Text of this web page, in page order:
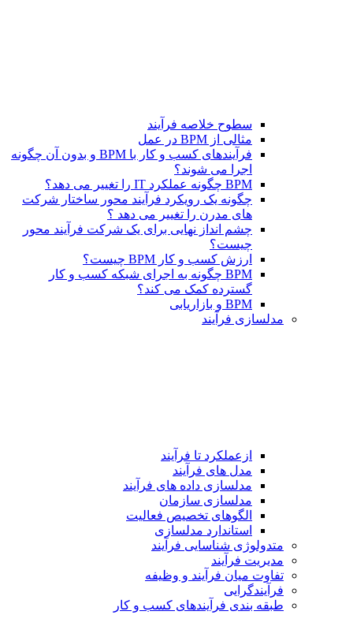
سطوح خلاصه فرآیند
مثالی از BPM در عمل
فرآیندهای کسب و کار با BPM و بدون آن چگونه
اجرا می شوند؟
BPM چگونه عملکرد IT را تغییر می دهد؟
چگونه یک رویکرد فرآیند محور ساختار شرکت
های مدرن را تغییر می دهد ؟
چشم انداز نهایی برای یک شرکت فرآیند محور
چیست؟
ارزش کسب و کار BPM چیست؟
BPM چگونه به اجرای شبکه کسب و کار
گسترده کمک می کند؟
BPM و بازاریابی
مدلسازی فرآیند
ازعملکرد تا فرآیند
مدل های فرآیند
مدلسازی داده های فرآیند
مدلسازی سازمان
الگوهای تخصیص فعالیت
استاندارد مدلسازی
متدولوژی شناسایی فرآیند
مدیریت فرآیند
تفاوت میان فرآیند و وظیفه
فرآیندگرایی
طبقه بندی فرآیندهای كسب و كار